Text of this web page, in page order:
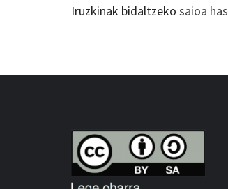
Iruzkinak bidaltzeko saioa